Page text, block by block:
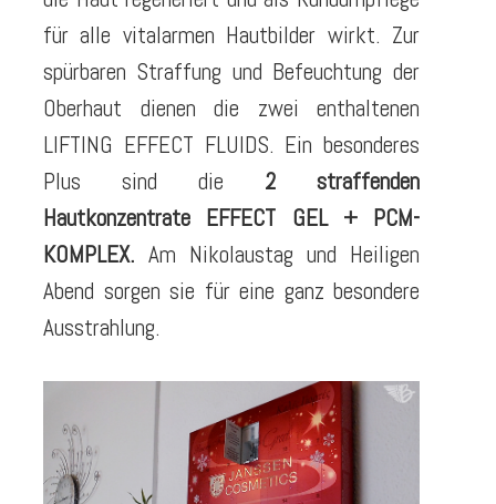
für alle vitalarmen Hautbilder wirkt. Zur
spürbaren Straffung und Befeuchtung der
Oberhaut dienen die zwei enthaltenen
LIFTING EFFECT FLUIDS. Ein besonderes
Plus sind die 2 straffenden
Hautkonzentrate EFFECT GEL + PCM-
KOMPLEX. Am Nikolaustag und Heiligen
Abend sorgen sie für eine ganz besondere
Ausstrahlung.